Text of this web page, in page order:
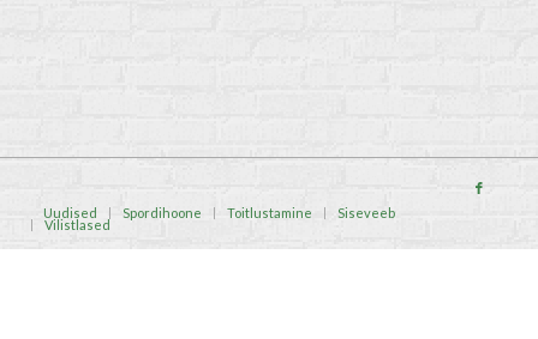
Uudised Spordihoone Toitlustamine Siseveeb
Vilistlased